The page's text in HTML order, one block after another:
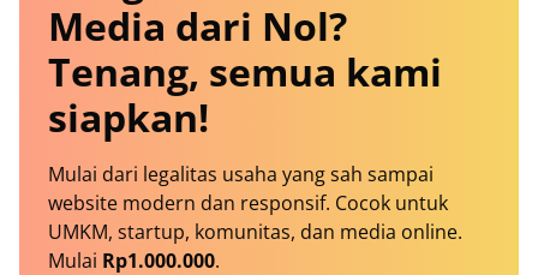
Media dari Nol?
Tenang, semua kami
siapkan!
Mulai dari legalitas usaha yang sah sampai
website modern dan responsif. Cocok untuk
UMKM, startup, komunitas, dan media online.
Mulai Rp1.000.000.